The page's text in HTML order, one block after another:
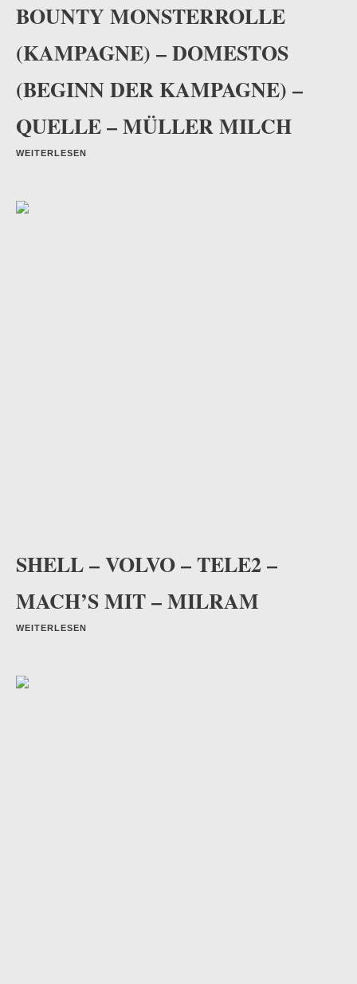
BOUNTY MONSTERROLLE
(KAMPAGNE) – DOMESTOS
(BEGINN DER KAMPAGNE) –
QUELLE – MÜLLER MILCH
WEITERLESEN
SHELL – VOLVO – TELE2 –
MACH’S MIT – MILRAM
WEITERLESEN